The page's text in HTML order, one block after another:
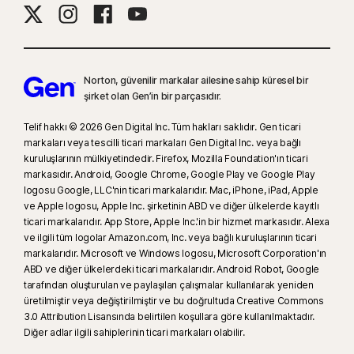
Norton, güvenilir markalar ailesine sahip küresel bir
şirket olan Gen’in bir parçasıdır.
Telif hakkı © 2026 Gen Digital Inc. Tüm hakları saklıdır. Gen ticari
markaları veya tescilli ticari markaları Gen Digital Inc. veya bağlı
kuruluşlarının mülkiyetindedir. Firefox, Mozilla Foundation'ın ticari
markasıdır. Android, Google Chrome, Google Play ve Google Play
logosu Google, LLC'nin ticari markalarıdır. Mac, iPhone, iPad, Apple
ve Apple logosu, Apple Inc. şirketinin ABD ve diğer ülkelerde kayıtlı
ticari markalarıdır. App Store, Apple Inc.'in bir hizmet markasıdır. Alexa
ve ilgili tüm logolar Amazon.com, Inc. veya bağlı kuruluşlarının ticari
markalarıdır. Microsoft ve Windows logosu, Microsoft Corporation'ın
ABD ve diğer ülkelerdeki ticari markalarıdır. Android Robot, Google
tarafından oluşturulan ve paylaşılan çalışmalar kullanılarak yeniden
üretilmiştir veya değiştirilmiştir ve bu doğrultuda Creative Commons
3.0 Attribution Lisansında belirtilen koşullara göre kullanılmaktadır.
Diğer adlar ilgili sahiplerinin ticari markaları olabilir.